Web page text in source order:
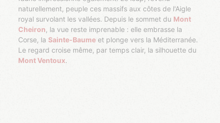
naturellement, peuple ces massifs aux côtes de l'Aigle
royal survolant les vallées. Depuis le sommet du Mont
Cheiron, la vue reste imprenable : elle embrasse la
Corse, la Sainte-Baume et plonge vers la Méditerranée.
Le regard croise même, par temps clair, la silhouette du
Mont Ventoux.